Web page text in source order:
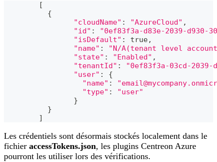
[
{
"cloudName" : "AzureCloud" ,
"id" :
"0ef83f3a-d83e-2039-d930-
"isDefault" :
true,
"name" :
"N/A(tenant level
"state" : "Enabled" ,
"tenantId" :
"0ef83f3a-03cd-2039-
"user" :
{
"name" :
"type" :
"user"
}
}
]
Les crédentiels sont désormais stockés localement dans le
fichier accessTokens.json, les plugins Centreon Azure
pourront les utiliser lors des vérifications.